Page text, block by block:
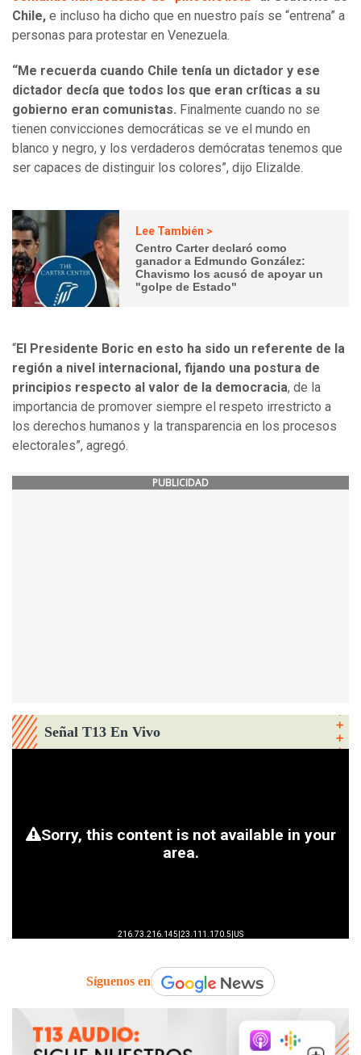
Chile, e incluso ha dicho que en nuestro país se “entrena” a
personas para protestar en Venezuela.
“Me recuerda cuando Chile tenía un dictador y ese
dictador decía que todos los que eran críticas a su
gobierno eran comunistas. Finalmente cuando no se
tienen convicciones democráticas se ve el mundo en
blanco y negro, y los verdaderos demócratas tenemos que
ser capaces de distinguir los colores”, dijo Elizalde.
Lee También >
Centro Carter declaró como
ganador a Edmundo González:
Chavismo los acusó de apoyar un
"golpe de Estado"
“El Presidente Boric en esto ha sido un referente de la
región a nivel internacional, fijando una postura de
principios respecto al valor de la democracia, de la
importancia de promover siempre el respeto irrestricto a
los derechos humanos y la transparencia en los procesos
electorales”, agregó.
PUBLICIDAD
Señal T13 En Vivo
Síguenos en